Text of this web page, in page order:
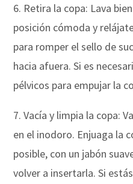
6. Retira la copa: Lava
posición cómoda y
para romper el sello de
hacia afuera. Si es
pélvicos para empujar la
7. Vacía y limpia la copa:
en el inodoro. Enjuaga la
posible, con un jabón
volver a insertarla. Si